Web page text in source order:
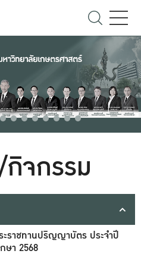
กิจกรรม
ราชทานปริญญาบัตร ประจำปี
ษา 2568